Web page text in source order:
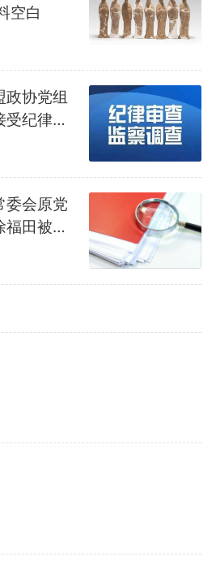
。行动共查处违法
，有力震慑了“黑
通过网络招揽、组织
。
，这些违法入山
交媒体平台被招募
，核心保护区内随
装袋、饮料瓶等生
空白
政协党组
纪律审
委会原党
田被开